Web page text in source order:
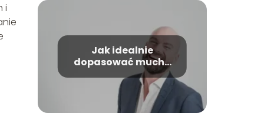
i
Jak idealnie
dopasować muchę
do garnituru?